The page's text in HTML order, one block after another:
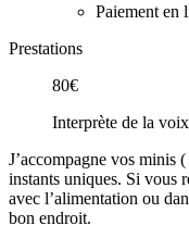
Paiement en
Prestations
80€
Interprète de la
J’accompagne vos minis
instants uniques. Si vous
avec l’alimentation ou
bon endroit.